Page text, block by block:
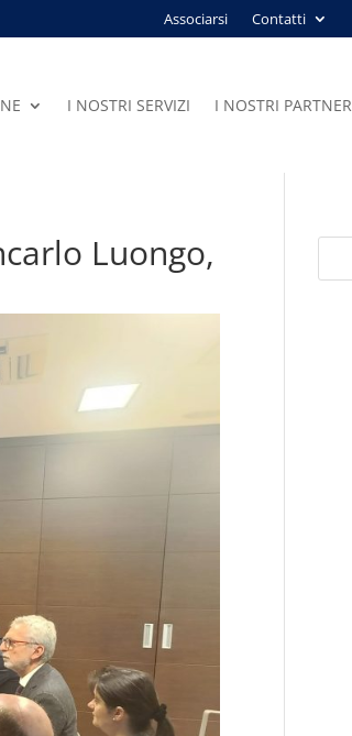
Associarsi Contatti
I NOSTRI SERVIZI I NOSTRI PARTNER
Luongo,